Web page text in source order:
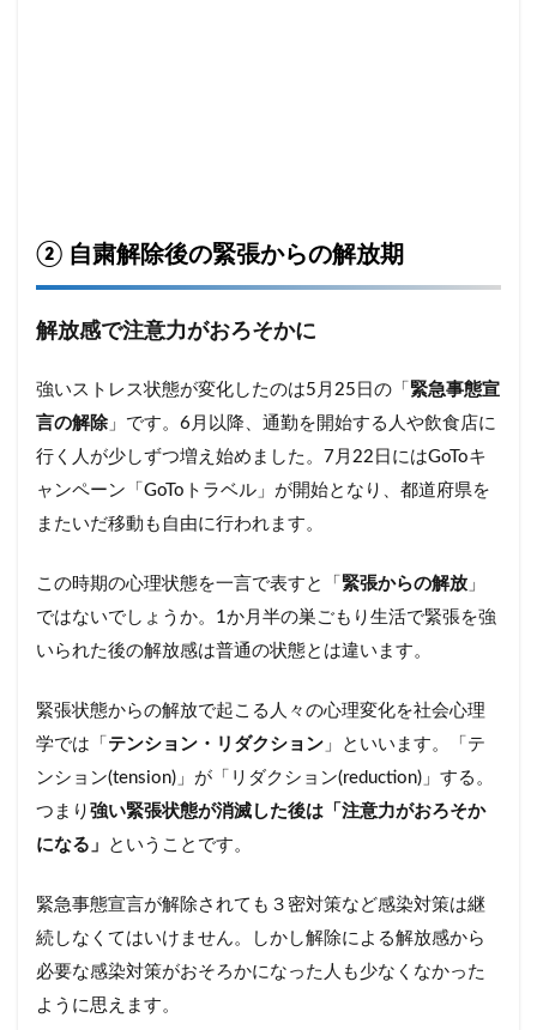
② 自粛解除後の緊張からの解放期
解放感で注意力がおろそかに
強いストレス状態が変化したのは5月25日の「 緊急事態宣
言の解除 」です。6月以降、通勤を開始する人や飲食店に
行く人が少しずつ増え始めました。7月22日にはGoToキ
ャンペーン「GoToトラベル」が開始となり、都道府県を
またいだ移動も自由に行われます。
この時期の心理状態を一言で表すと「 緊張からの解放 」
ではないでしょうか。1か月半の巣ごもり生活で緊張を強
いられた後の解放感は普通の状態とは違います。
緊張状態からの解放で起こる人々の心理変化を社会心理
学では「 テンション・リダクション 」といいます。「テ
ンション(tension)」が「リダクション(reduction)」する。
つまり 強い緊張状態が消滅した後は「注意力がおろそか
になる」
ということです。
緊急事態宣言が解除されても３密対策など感染対策は継
続しなくてはいけません。しかし解除による解放感から
必要な感染対策がおそろかになった人も少なくなかった
ように思えます。